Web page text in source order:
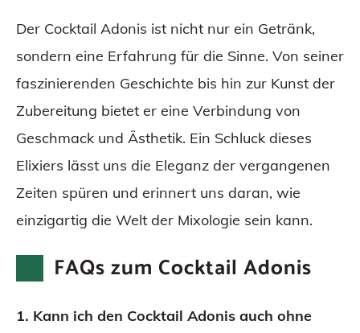
Der Cocktail Adonis ist nicht nur ein Getränk,
sondern eine Erfahrung für die Sinne. Von seiner
faszinierenden Geschichte bis hin zur Kunst der
Zubereitung bietet er eine Verbindung von
Geschmack und Ästhetik. Ein Schluck dieses
Elixiers lässt uns die Eleganz der vergangenen
Zeiten spüren und erinnert uns daran, wie
einzigartig die Welt der Mixologie sein kann.
FAQs zum Cocktail Adonis
1. Kann ich den Cocktail Adonis auch ohne